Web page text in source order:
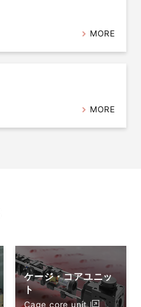
MORE
MORE
ケージ・コアユニッ
ト
Cage core unit